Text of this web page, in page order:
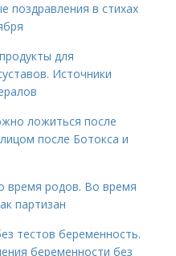
поздравления в стихах
для
Источники
ложиться после
после Ботокса и
время родов. Во время
партизан
тестов беременность.
беременности без